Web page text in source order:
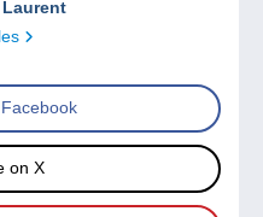
on X